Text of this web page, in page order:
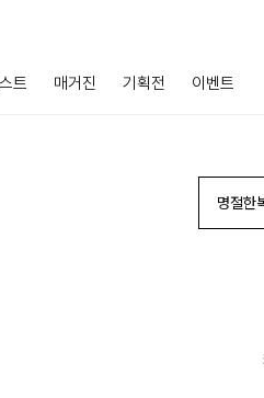
트 매거진 기획전 이벤트